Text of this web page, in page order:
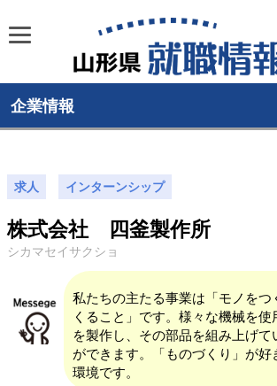
企業情報
求人 インターンシップ
株式会社 四釜製作所
シカマセイサクショ
私たちの主たる事業は「モノをつ
くること」です。様々な機械を
を製作し、その部品を組み上げ
ができます。「ものづくり」が
環境です。